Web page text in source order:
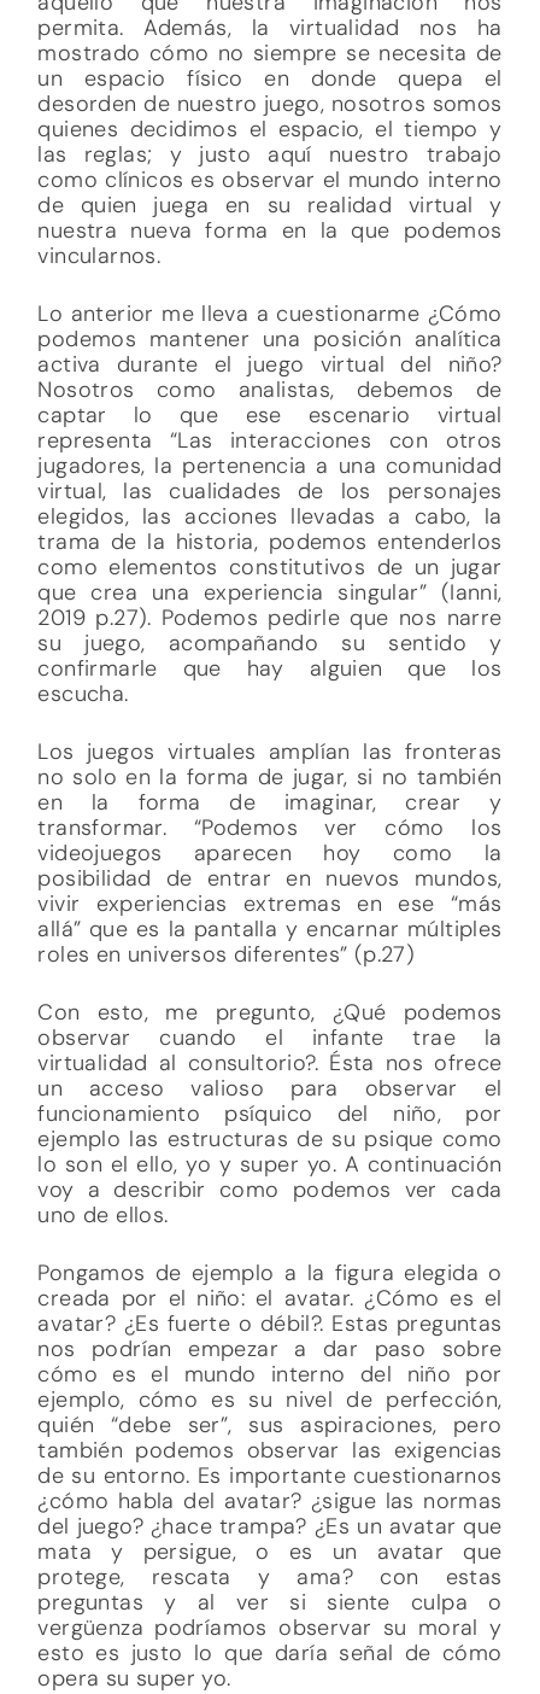
permita. Además, la virtualidad nos ha
mostrado cómo no siempre se necesita de
un espacio físico en donde quepa el
desorden de nuestro juego, nosotros somos
quienes decidimos el espacio, el tiempo y
las reglas; y justo aquí nuestro trabajo
como clínicos es observar el mundo interno
de quien juega en su realidad virtual y
nuestra nueva forma en la que podemos
vincularnos.
Lo anterior me lleva a cuestionarme ¿Cómo
podemos mantener una posición analítica
activa durante el juego virtual del niño?
Nosotros como analistas, debemos de
captar lo que ese escenario virtual
representa “Las interacciones con otros
jugadores, la pertenencia a una comunidad
virtual, las cualidades de los personajes
elegidos, las acciones llevadas a cabo, la
trama de la historia, podemos entenderlos
como elementos constitutivos de un jugar
que crea una experiencia singular” (Ianni,
2019 p.27). Podemos pedirle que nos narre
su juego, acompañando su sentido y
confirmarle que hay alguien que los
escucha.
Los juegos virtuales amplían las fronteras
no solo en la forma de jugar, si no también
en la forma de imaginar, crear y
transformar. “Podemos ver cómo los
videojuegos aparecen hoy como la
posibilidad de entrar en nuevos mundos,
vivir experiencias extremas en ese “más
allá” que es la pantalla y encarnar múltiples
roles en universos diferentes” (p.27)
Con esto, me pregunto, ¿Qué podemos
observar cuando el infante trae la
virtualidad al consultorio?. Ésta nos ofrece
un acceso valioso para observar el
funcionamiento psíquico del niño, por
ejemplo las estructuras de su psique como
lo son el ello, yo y super yo. A continuación
voy a describir como podemos ver cada
uno de ellos.
Pongamos de ejemplo a la figura elegida o
creada por el niño: el avatar. ¿Cómo es el
avatar? ¿Es fuerte o débil?. Estas preguntas
nos podrían empezar a dar paso sobre
cómo es el mundo interno del niño por
ejemplo, cómo es su nivel de perfección,
quién “debe ser”, sus aspiraciones, pero
también podemos observar las exigencias
de su entorno. Es importante cuestionarnos
¿cómo habla del avatar? ¿sigue las normas
del juego? ¿hace trampa? ¿Es un avatar que
mata y persigue, o es un avatar que
protege, rescata y ama? con estas
preguntas y al ver si siente culpa o
vergüenza podríamos observar su moral y
esto es justo lo que daría señal de cómo
opera su super yo.